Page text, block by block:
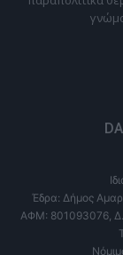
Έδρα: Δήμος
ΑΦΜ: 801093076,